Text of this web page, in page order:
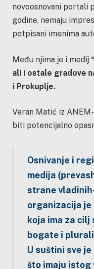
novoosnovani portali
godine, nemaju
potpisani imenima
Među njima je i medij
ali i ostale gradove
i Prokuplje.
Veran Matić iz
biti potencijalno
Osnivanje i
medija
strane
organizacija
koja ima za
bogate i
U suštini sve
što imaju istog